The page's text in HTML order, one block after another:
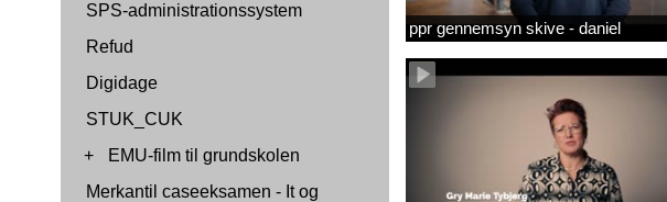
SPS-administrationssystem
Refud
Digidage
STUK_CUK
+
EMU-film til grundskolen
Merkantil caseeksamen - It og
ppr gennemsyn skive - daniel